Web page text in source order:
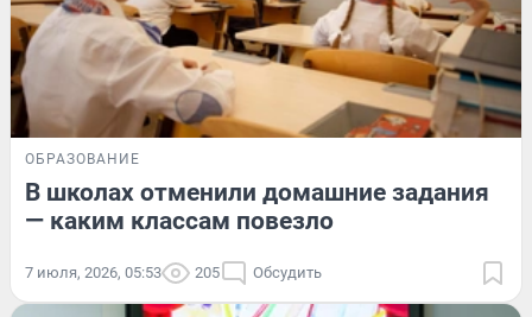
ОБРАЗОВАНИЕ
В школах отменили домашние задания
— каким классам повезло
7 июля, 2026, 05:53 205 Обсудить